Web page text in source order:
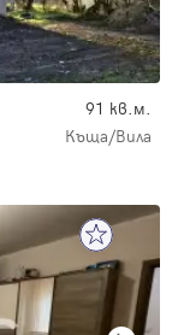
91 кв.м.
Къща/Вила